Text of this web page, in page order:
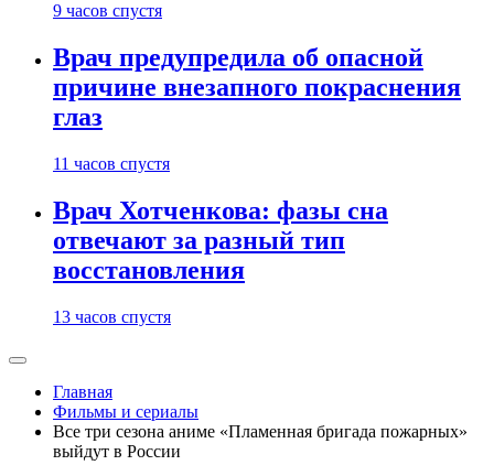
9 часов спустя
Врач предупредила об опасной
причине внезапного покраснения
глаз
11 часов спустя
Врач Хотченкова: фазы сна
отвечают за разный тип
восстановления
13 часов спустя
Главная
Фильмы и сериалы
Все три сезона аниме «Пламенная бригада пожарных»
выйдут в России